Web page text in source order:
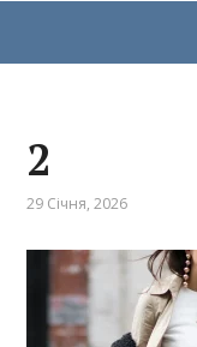
2
29 Січня, 2026